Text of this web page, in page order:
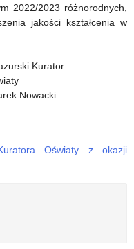
2022/2023 różnorodnych,
jakości kształcenia w
Kurator
Nowacki
Oświaty z okazji